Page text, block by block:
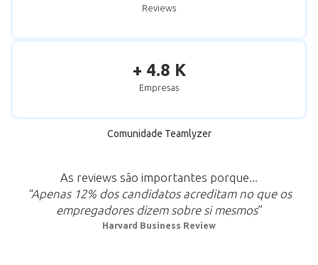
Reviews
+ 4.8 K
Empresas
Comunidade Teamlyzer
As reviews são importantes porque...
“Apenas 12% dos candidatos acreditam no que os
empregadores dizem sobre si mesmos”
Harvard Business Review